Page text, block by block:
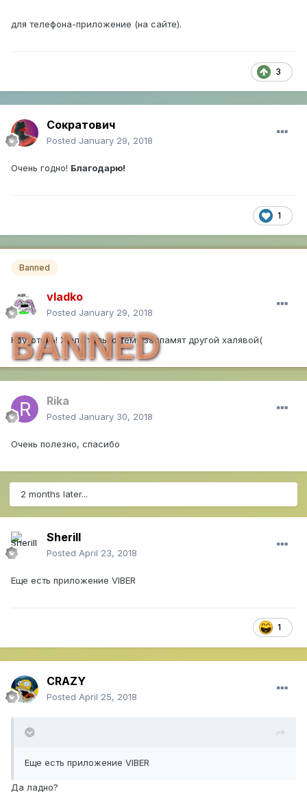
для телефона-приложение (на сайте).
3
Сократович
Posted January 29, 2018
Очень годно! Благодарю!
1
Banned
vladko
Posted January 29, 2018
BANNED
Крутотень! Жаль только тему заспамят другой халявой(
Rika
Posted January 30, 2018
Очень полезно, спасибо
2 months later...
Sherill
Posted April 23, 2018
Еще есть приложение VIBER
1
CRAZY
Posted April 25, 2018
Еще есть приложение VIBER
Да ладно?